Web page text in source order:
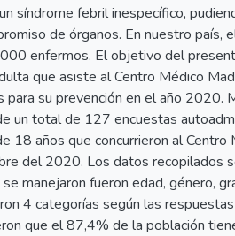
síndrome febril inespecífico,
de órganos. En nuestro
enfermos. El objetivo del
que asiste al Centro Médico
para su prevención en el año
un total de 127 encuestas
18 años que concurrieron al
del 2020. Los datos recopilados
manejaron fueron edad, género,
4 categorías según las
que el 87,4% de la población